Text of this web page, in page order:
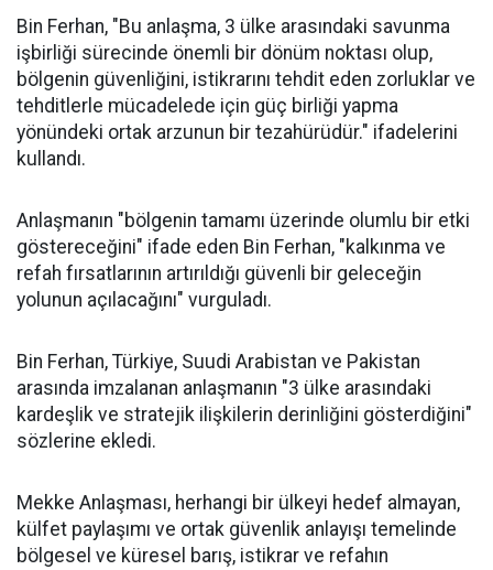
Bin Ferhan, "Bu anlaşma, 3 ülke arasındaki savunma
işbirliği sürecinde önemli bir dönüm noktası olup,
bölgenin güvenliğini, istikrarını tehdit eden zorluklar ve
tehditlerle mücadelede için güç birliği yapma
yönündeki ortak arzunun bir tezahürüdür." ifadelerini
kullandı.
Anlaşmanın "bölgenin tamamı üzerinde olumlu bir etki
göstereceğini" ifade eden Bin Ferhan, "kalkınma ve
refah fırsatlarının artırıldığı güvenli bir geleceğin
yolunun açılacağını" vurguladı.
Bin Ferhan, Türkiye, Suudi Arabistan ve Pakistan
arasında imzalanan anlaşmanın "3 ülke arasındaki
kardeşlik ve stratejik ilişkilerin derinliğini gösterdiğini"
sözlerine ekledi.
Mekke Anlaşması, herhangi bir ülkeyi hedef almayan,
külfet paylaşımı ve ortak güvenlik anlayışı temelinde
bölgesel ve küresel barış, istikrar ve refahın